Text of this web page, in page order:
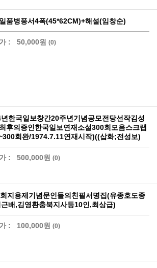
품병풍서4폭(45*62CM)+해설(임창순)
: 50,000원 (0)
한국일보창간20주년기념공모전당선작김성
후의증인한국일보연재소설300회모음스크랩
회완/1974.7.11연재시작)((삽화;전성보)
: 500,000원 (0)
지용제기념문인들의친필서명집(유종호도종
배,김영환충북지사등10인,최상급)
: 100,000원 (0)